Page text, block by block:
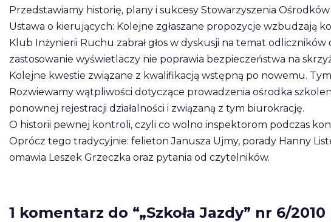
Przedstawiamy historię, plany i sukcesy Stowarzyszenia
Ustawa o kierujących: Kolejne zgłaszane propozycje wzbudzają
Klub Inżynierii Ruchu zabrał głos w dyskusji na temat
zastosowanie wyświetlaczy nie poprawia bezpieczeństwa na
Kolejne kwestie związane z kwalifikacją wstępną po nowemu.
Rozwiewamy wątpliwości dotyczące prowadzenia ośrodka
ponownej rejestracji działalności i związaną z tym biurokrację.
O historii pewnej kontroli, czyli co wolno inspektorom podczas
Oprócz tego tradycyjnie: felieton Janusza Ujmy, porady Hanny
omawia Leszek Grzeczka oraz pytania od czytelników.
1 komentarz do “„Szkoła Jazdy” nr 6/2010